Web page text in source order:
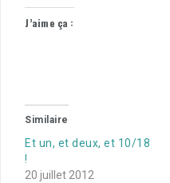
J’aime ça :
Similaire
Et un, et deux, et 10/18
!
20 juillet 2012